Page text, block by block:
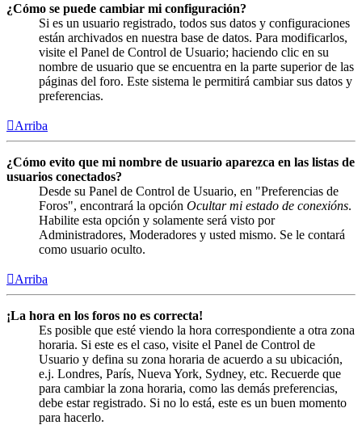
¿Cómo se puede cambiar mi configuración?
Si es un usuario registrado, todos sus datos y configuraciones
están archivados en nuestra base de datos. Para modificarlos,
visite el Panel de Control de Usuario; haciendo clic en su
nombre de usuario que se encuentra en la parte superior de las
páginas del foro. Este sistema le permitirá cambiar sus datos y
preferencias.
Arriba
¿Cómo evito que mi nombre de usuario aparezca en las listas de
usuarios conectados?
Desde su Panel de Control de Usuario, en "Preferencias de
Foros", encontrará la opción Ocultar mi estado de conexións.
Habilite esta opción y solamente será visto por
Administradores, Moderadores y usted mismo. Se le contará
como usuario oculto.
Arriba
¡La hora en los foros no es correcta!
Es posible que esté viendo la hora correspondiente a otra zona
horaria. Si este es el caso, visite el Panel de Control de
Usuario y defina su zona horaria de acuerdo a su ubicación,
e.j. Londres, París, Nueva York, Sydney, etc. Recuerde que
para cambiar la zona horaria, como las demás preferencias,
debe estar registrado. Si no lo está, este es un buen momento
para hacerlo.